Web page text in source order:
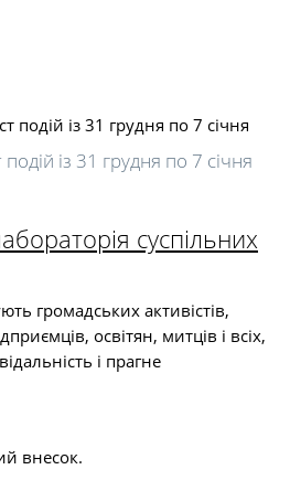
із 31 грудня по 7 січня
суспільних
громадських активістів,
освітян, митців і всіх,
і прагне
внесок.